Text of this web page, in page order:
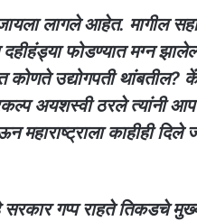
लागले आहेत. मागील
दहीहंड्या फोडण्यात मग्न
उद्योगपती
अयशस्वी ठरले त्यांनी
महाराष्ट्राला काहीही
सरकार गप्प राहते तिकडचे